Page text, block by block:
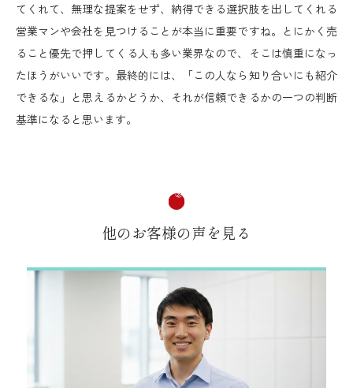
てくれて、無理な提案をせず、納得できる選択肢を出してくれる
営業マンや会社を見つけることが本当に重要ですね。とにかく売
ること優先で押してくる人も多い業界なので、そこは慎重になっ
たほうがいいです。最終的には、「この人なら知り合いにも紹介
できるな」と思えるかどうか、それが信頼できるかの一つの判断
基準になると思います。
他のお客様の声を見る